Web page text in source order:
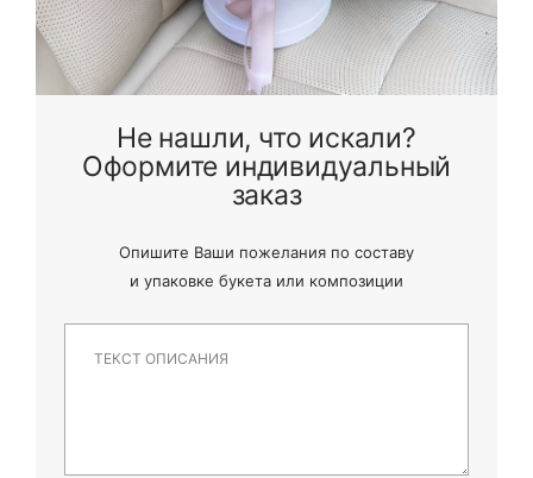
Не нашли, что искали?
Оформите индивидуальный
заказ
Опишите Ваши пожелания по составу
и упаковке букета или композиции